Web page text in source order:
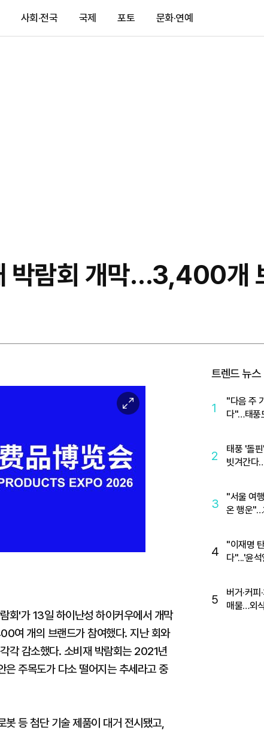
사회·전국 국제 포토 문화·연예
박람회 개막…3,400개
이
미
확
대
회'가 13일 하이난성 하이커우에서 개막
여 개의 브랜드가 참여했다. 지난 회와
각 감소했다. 소비재 박람회는 2021년
주목도가 다소 떨어지는 추세라고 중
등 첨단 기술 제품이 대거 전시됐고,
트렌드 뉴스
1
"다음 주
다"…태풍
2
태풍 '돌
빗겨간다
3
"서울 여
온 행운
4
"이재명
다"...'윤
5
버거·커피
매물…외